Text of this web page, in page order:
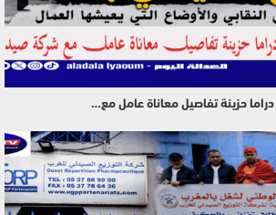
حزينة تفاصيل معاناة عامل مع…